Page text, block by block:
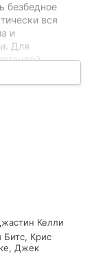
безбедное
вся
и
Для
в далекую
Местное
Орегоне
терпеть
бродят по
Его
типичных
со временем
жилу
Келли
Битс, Крис
Джек